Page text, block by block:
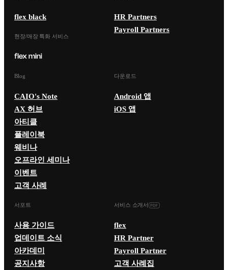
flex black
현장/매장 특화 서비스
HR Partners
Payroll Partners
Blog
CAIO's Note
AX 허브
아티클
플레이북
웨비나
오프라인 세미나
이벤트
고객 사례
다운로드
Android 앱
iOS 앱
서포트
사용 가이드
업데이트 소식
아카데미
공지사항
서비스 소개서
flex
HR Partner
Payroll Partner
고객 사례집